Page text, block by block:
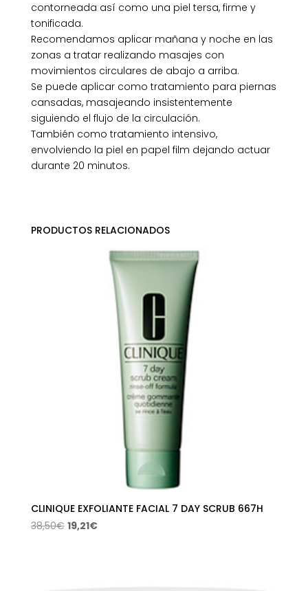
contorneada así como una piel tersa, firme y
tonificada.
Recomendamos aplicar mañana y noche en las
zonas a tratar realizando masajes con
movimientos circulares de abajo a arriba.
Se puede aplicar como tratamiento para piernas
cansadas, masajeando insistentemente
siguiendo el flujo de la circulación.
También como tratamiento intensivo,
envolviendo la piel en papel film dejando actuar
durante 20 minutos.
PRODUCTOS RELACIONADOS
CLINIQUE EXFOLIANTE FACIAL 7 DAY SCRUB 667H
38,50€ El
19,21€El